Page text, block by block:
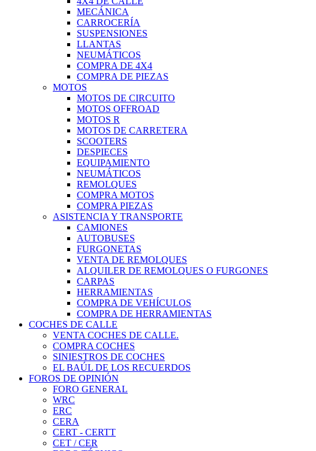
MECÁNICA
CARROCERÍA
SUSPENSIONES
LLANTAS
NEUMÁTICOS
COMPRA DE 4X4
COMPRA DE PIEZAS
MOTOS
MOTOS DE CIRCUITO
MOTOS OFFROAD
MOTOS R
MOTOS DE CARRETERA
SCOOTERS
DESPIECES
EQUIPAMIENTO
NEUMÁTICOS
REMOLQUES
COMPRA MOTOS
COMPRA PIEZAS
ASISTENCIA Y TRANSPORTE
CAMIONES
AUTOBUSES
FURGONETAS
VENTA DE REMOLQUES
ALQUILER DE REMOLQUES O FURGONES
CARPAS
HERRAMIENTAS
COMPRA DE VEHÍCULOS
COMPRA DE HERRAMIENTAS
COCHES DE CALLE
VENTA COCHES DE CALLE.
COMPRA COCHES
SINIESTROS DE COCHES
EL BAÚL DE LOS RECUERDOS
FOROS DE OPINIÓN
FORO GENERAL
WRC
ERC
CERA
CERT - CERTT
CET / CER